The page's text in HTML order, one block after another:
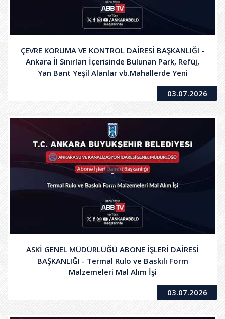
ÇEVRE KORUMA VE KONTROL DAİRESİ BAŞKANLIĞI -
Ankara İl Sınırları İçerisinde Bulunan Park, Refüj,
Yan Bant Yeşil Alanlar vb.Mahallerde Yeni
İmalatların Yapılması Yapım İşi
03.07.2026
ASKİ GENEL MÜDÜRLÜĞÜ ABONE İŞLERİ DAİRESİ
BAŞKANLIĞI - Termal Rulo ve Baskılı Form
Malzemeleri Mal Alım İşi
03.07.2026